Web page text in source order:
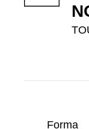
Forma